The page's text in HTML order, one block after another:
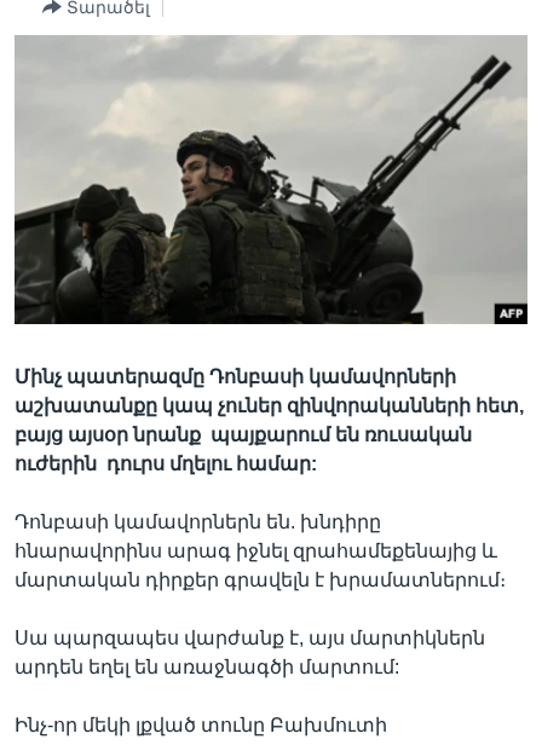
Learning English
Լեզուներ
Տարածել
Մինչ պատերազմը Դոնբասի կամավորների
աշխատանքը կապ չուներ զինվորականների հետ,
բայց այսօր նրանք պայքարում են ռուսական
ուժերին դուրս մղելու համար:
Դոնբասի կամավորներն են. խնդիրը
հնարավորինս արագ իջնել զրահամեքենայից և
մարտական դիրքեր գրավելն է խրամատներում։
Սա պարզապես վարժանք է, այս մարտիկներն
արդեն եղել են առաջնագծի մարտում:
Ինչ-որ մեկի լքված տունը Բախմուտի